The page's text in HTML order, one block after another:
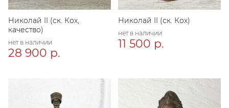
Николай II (ск. Кох,
качество)
нет в наличии
28 900 р.
Николай II (ск. Кох)
нет в наличии
11 500 р.